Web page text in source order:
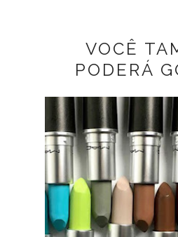
VOCÊ
PODERÁ